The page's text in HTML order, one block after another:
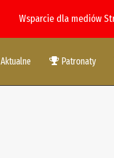
Wsparcie dla mediów
Aktualne Patronaty